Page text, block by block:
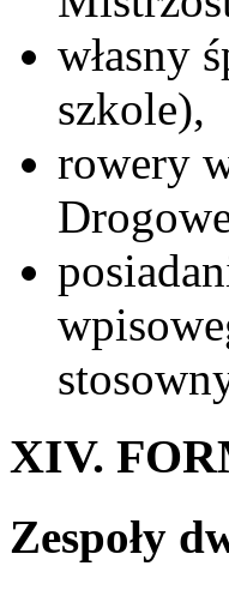
własny
szkole),
rowery
XIV.
Zespoły